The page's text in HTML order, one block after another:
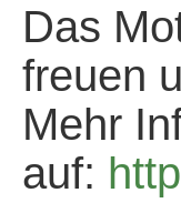
Das
freuen
Mehr
auf: